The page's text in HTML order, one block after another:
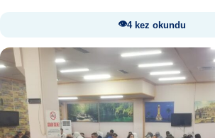
4 kez okundu